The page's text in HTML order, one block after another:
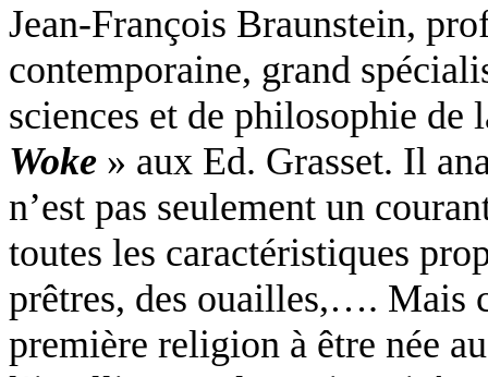
Jean-François Braunstein,
contemporaine, grand
sciences et de philosophie de
Woke » aux Ed. Grasset. Il
n’est pas seulement un
toutes les caractéristiques
prêtres, des ouailles,…. Mais
première religion à être née